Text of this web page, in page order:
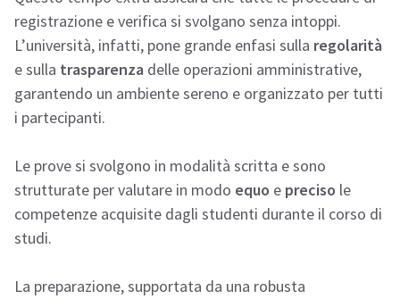
registrazione e verifica si svolgano senza intoppi.
L’università, infatti, pone grande enfasi sulla regolarità
e sulla trasparenza delle operazioni amministrative,
garantendo un ambiente sereno e organizzato per tutti
i partecipanti.
Le prove si svolgono in modalità scritta e sono
strutturate per valutare in modo equo e preciso le
competenze acquisite dagli studenti durante il corso di
studi.
La preparazione, supportata da una robusta